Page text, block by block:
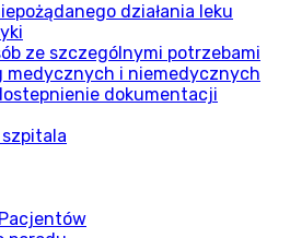
działania leku
ze szczególnymi potrzebami
medycznych i niemedycznych
dokumentacji